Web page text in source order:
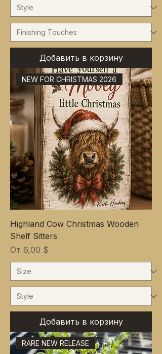
Добавить в корзину
NEW FOR CHRISTMAS 2026
Highland Cow Christmas Wooden
Shelf Sitters
От 6,00 $
Цена со скидкой
Добавить в корзину
RARE NEW RELEASE